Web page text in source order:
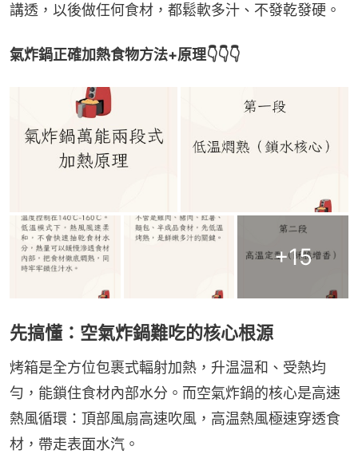
講透，以後做任何食材，都鬆軟多汁、不發乾發硬。
氣炸鍋正確加熱食物方法+原理👇👇👇
+15
先搞懂：空氣炸鍋難吃的核心根源
烤箱是全方位包裹式輻射加熱，升温温和、受熱均
勻，能鎖住食材內部水分。而空氣炸鍋的核心是高速
熱風循環：頂部風扇高速吹風，高温熱風極速穿透食
材，帶走表面水汽。